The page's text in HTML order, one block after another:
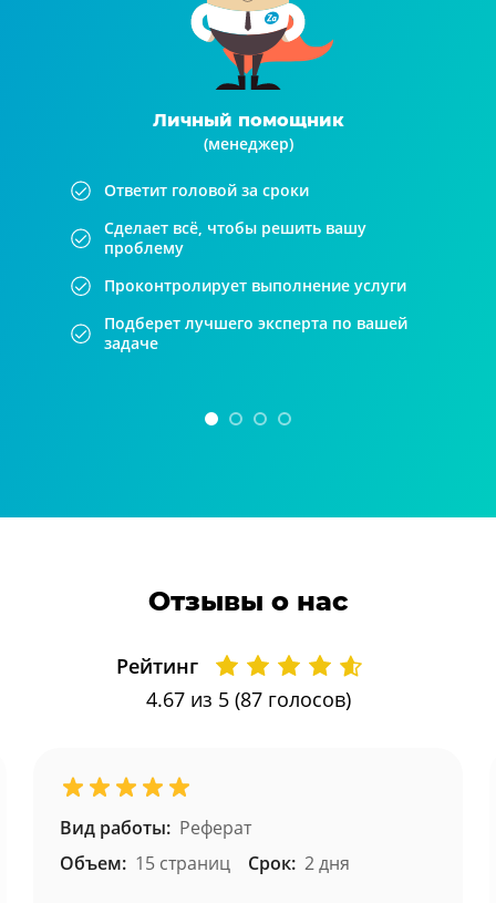
Личный помощник
(менеджер)
Ответит головой за сроки
Сделает всё, чтобы решить вашу
проблему
Проконтролирует выполнение услуги
Подберет лучшего эксперта по вашей
задаче
Отзывы о нас
Рейтинг
4.67из 5 (87 голосов)
Вид работы: Реферат
Объем: 15 страниц Срок: 2 дня